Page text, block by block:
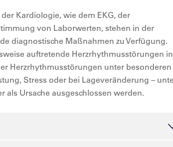
Kardiologie, wie dem EKG, der
von Laborwerten, stehen in der
diagnostische Maßnahmen zu Verfügung.
auftretende Herzrhythmusstörungen in
Herzrhythmusstörungen unter besonderen
Stress oder bei Lageveränderung –
als Ursache ausgeschlossen werden.